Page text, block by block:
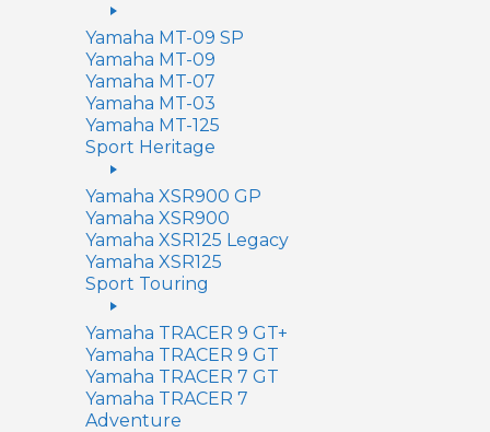
Yamaha MT-09 SP
Yamaha MT-09
Yamaha MT-07
Yamaha MT-03
Yamaha MT-125
Sport Heritage
Yamaha XSR900 GP
Yamaha XSR900
Yamaha XSR125 Legacy
Yamaha XSR125
Sport Touring
Yamaha TRACER 9 GT+
Yamaha TRACER 9 GT
Yamaha TRACER 7 GT
Yamaha TRACER 7
Adventure